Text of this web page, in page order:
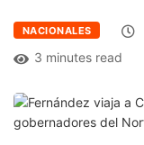
NACIONALES
3 minutes read